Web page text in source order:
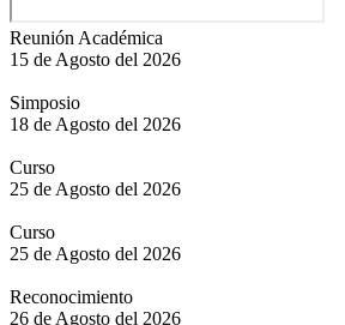
Reunión Académica
15 de Agosto del 2026
Simposio
18 de Agosto del 2026
Curso
25 de Agosto del 2026
Curso
25 de Agosto del 2026
Reconocimiento
26 de Agosto del 2026